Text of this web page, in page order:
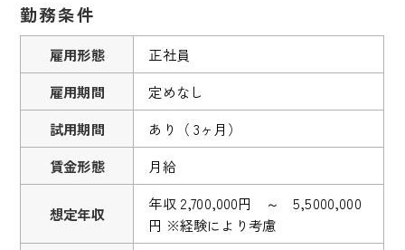
勤務条件
雇用形態
正社員
雇用期間
定めなし
試用期間
あり（ 3ヶ月）
賃金形態
月給
想定年収
年収 2,700,000円 ～ 5,5000,000
円 ※経験により考慮